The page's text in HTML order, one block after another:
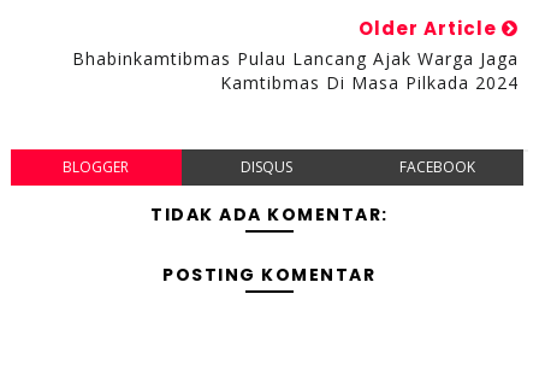
Older Article
Bhabinkamtibmas Pulau Lancang Ajak Warga Jaga
Kamtibmas Di Masa Pilkada 2024
BLOGGER DISQUS FACEBOOK
TIDAK ADA KOMENTAR:
POSTING KOMENTAR